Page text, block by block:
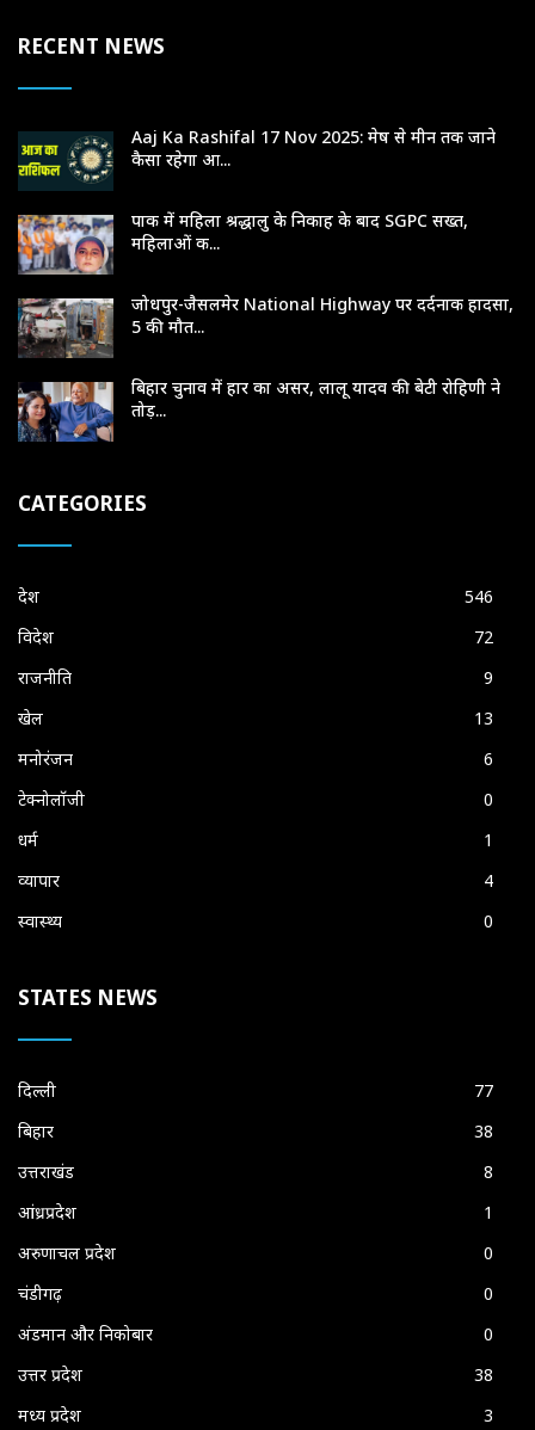
RECENT NEWS
Aaj Ka Rashifal 17 Nov 2025: मेष से मीन तक जाने
कैसा रहेगा आ...
पाक में महिला श्रद्धालु के निकाह के बाद SGPC सख्त,
महिलाओं क...
जोधपुर-जैसलमेर National Highway पर दर्दनाक हादसा,
5 की मौत...
बिहार चुनाव में हार का असर, लालू यादव की बेटी रोहिणी ने
तोड़...
CATEGORIES
देश
546
विदेश
72
राजनीति
9
खेल
13
मनोरंजन
6
टेक्नोलॉजी
0
धर्म
1
व्यापार
4
स्वास्थ्य
0
STATES NEWS
दिल्ली
77
बिहार
38
उत्तराखंड
8
आंध्रप्रदेश
1
अरुणाचल प्रदेश
0
चंडीगढ़
0
अंडमान और निकोबार
0
उत्तर प्रदेश
38
मध्य प्रदेश
3